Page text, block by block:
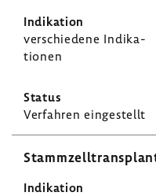
verschie­dene Indi­ka­
tionen
Verfahren einge­stellt